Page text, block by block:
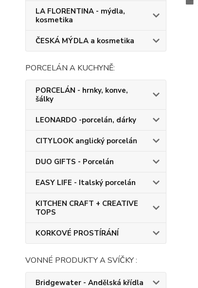
LA FLORENTINA - mýdla,
kosmetika
ČESKÁ MÝDLA a kosmetika
PORCELÁN A KUCHYNĚ:
PORCELÁN - hrnky, konve,
šálky
LEONARDO -porcelán, dárky
CITYLOOK anglický porcelán
DUO GIFTS - Porcelán
EASY LIFE - Italský porcelán
KITCHEN CRAFT + CREATIVE
TOPS
KORKOVÉ PROSTÍRÁNÍ
VONNÉ PRODUKTY A SVÍČKY :
Bridgewater - Andělská křídla